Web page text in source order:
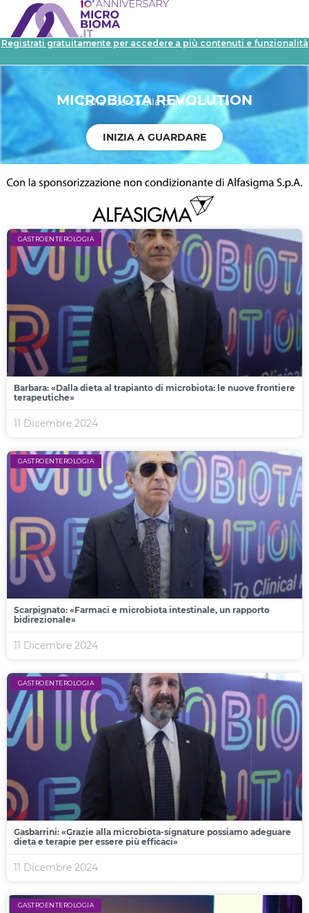
Registrati gratuitamente per accedere a più contenuti e funzionalità
MICROBIOTA REVOLUTION
Dalla ricerca alla pratica clinica
INIZIA A GUARDARE
GASTROENTEROLOGIA
Barbara: «Dalla dieta al trapianto di microbiota: le nuove frontiere
terapeutiche»
11 Dicembre 2024
GASTROENTEROLOGIA
Scarpignato: «Farmaci e microbiota intestinale, un rapporto
bidirezionale»
11 Dicembre 2024
GASTROENTEROLOGIA
Gasbarrini: «Grazie alla microbiota-signature possiamo adeguare
dieta e terapie per essere più efficaci»
11 Dicembre 2024
GASTROENTEROLOGIA